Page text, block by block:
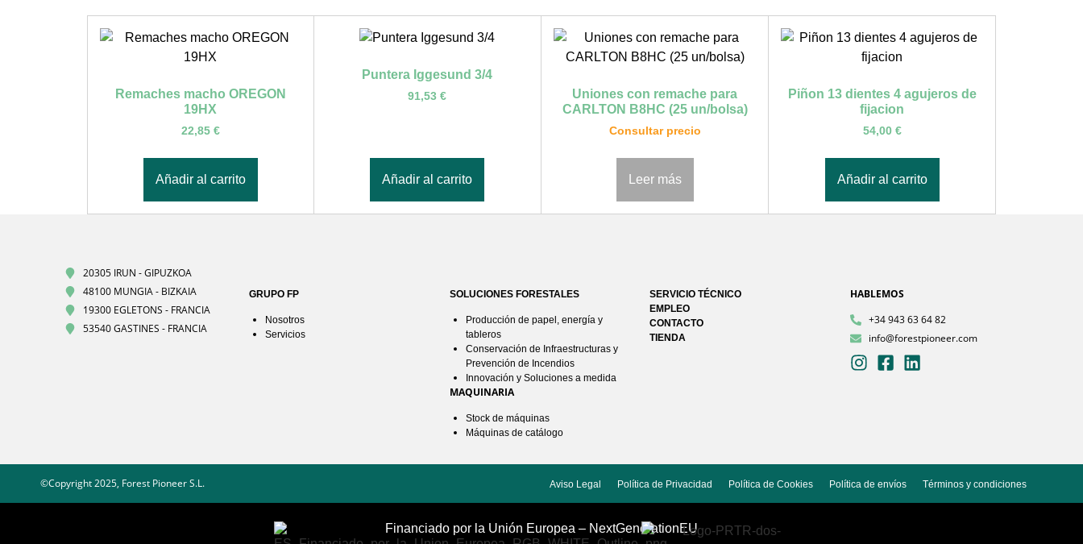
Remaches macho OREGON
19HX
22,85 €
Añadir al carrito
Puntera Iggesund 3/4
91,53€
Añadir al carrito
Uniones con remache para
CARLTON B8HC (25 un/bolsa)
Consultar precio
Leer más
Piñon 13 dientes 4 agujeros de
fijacion
54,00 €
Añadir al carrito
20305 IRUN - GIPUZKOA
48100 MUNGIA - BIZKAIA
19300 EGLETONS - FRANCIA
53540 GASTINES - FRANCIA
GRUPO FP
Nosotros
Servicios
SOLUCIONES FORESTALES
Producción de papel, energía y
tableros
Conservación de Infraestructuras y
Prevención de Incendios
Innovación y Soluciones a medida
MAQUINARIA
Stock de máquinas
Máquinas de catálogo
SERVICIO TÉCNICO
EMPLEO
CONTACTO
TIENDA
HABLEMOS
+34 943 63 64 82
info@forestpioneer.com
©Copyright 2025, Forest Pioneer S.L. Aviso Legal Política de Privacidad Política de Cookies Política de envíos Términos y condiciones
Financiado por la Unión Europea – NextGenerationEU